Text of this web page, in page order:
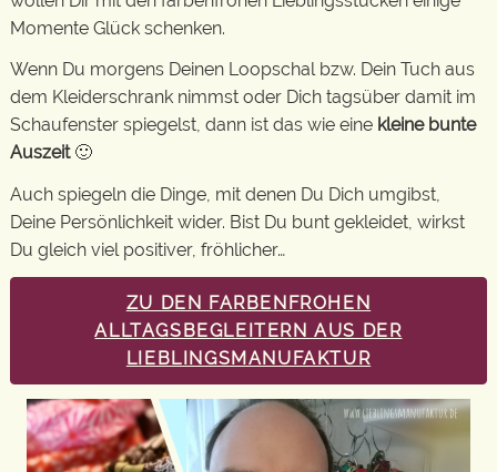
Momente Glück schenken.
Wenn Du morgens Deinen Loopschal bzw. Dein Tuch aus
dem Kleiderschrank nimmst oder Dich tagsüber damit im
Schaufenster spiegelst, dann ist das wie eine kleine bunte
Auszeit🙂
Auch spiegeln die Dinge, mit denen Du Dich umgibst,
Deine Persönlichkeit wider. Bist Du bunt gekleidet, wirkst
Du gleich viel positiver, fröhlicher…
ZU DEN FARBENFROHEN
ALLTAGSBEGLEITERN AUS DER
LIEBLINGSMANUFAKTUR